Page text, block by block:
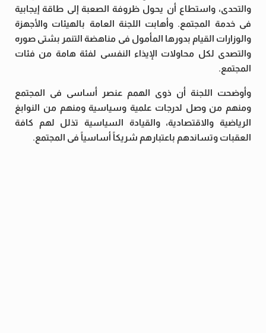
والتحدى، واستطاع أن يحول ظروفة الصعبة إلى طاقة إيجابية
فى خدمة المجتمع. وأهابت اللجنة العامة بالهيئات والأجهزة
والوزارات القيام بدورها المأمول فى مناهضة التنمر بشتى صوره
والتصدى لكل محاولات الإيذاء النفسى لفئة هامة من فئات
المجتمع.
وأوضحت اللجنة أن ذوى الهمم عنصر أساسى فى المجتمع
ومنهم من وصل لدرجات علمية وسياسية ومنهم من النوابغ
الرياضية والاقتصادية، والقيادة السياسية تذلل لهم كافة
العقبات وتساندهم باعتبارهم شريكاً أساسياً فى المجتمع.